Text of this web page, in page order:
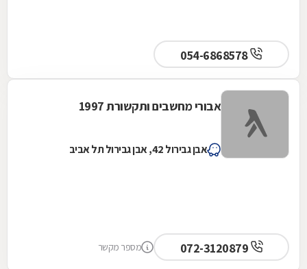
054-6868578
אבורי מחשבים ותקשורת 1997
אבן גבירול 42, אבן גבירול תל אביב
מספר מקשר